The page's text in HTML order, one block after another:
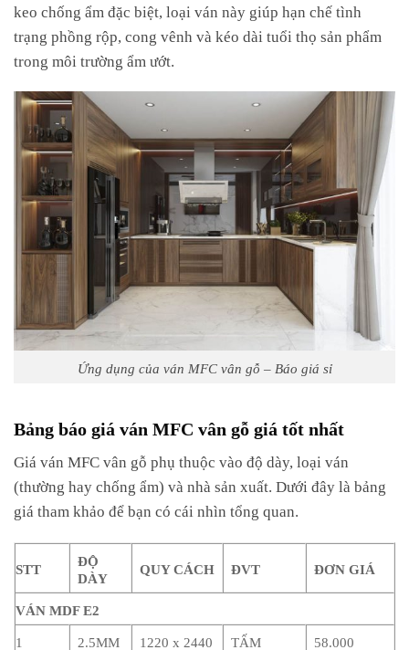
keo chống ẩm đặc biệt, loại ván này giúp hạn chế tình
trạng phồng rộp, cong vênh và kéo dài tuổi thọ sản phẩm
trong môi trường ẩm ướt.
Ứng dụng của ván MFC vân gỗ – Báo giá sỉ
Bảng báo giá ván MFC vân gỗ giá tốt nhất
Giá ván MFC vân gỗ phụ thuộc vào độ dày, loại ván
(thường hay chống ẩm) và nhà sản xuất. Dưới đây là bảng
giá tham khảo để bạn có cái nhìn tổng quan.
STT
ĐỘ
DÀY
QUY CÁCH ĐVT ĐƠN GIÁ
VÁN MDF E2
1 2.5MM 1220 x 2440 TẤM 58.000